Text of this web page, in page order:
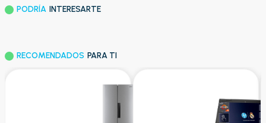
PODRÍA INTERESARTE
RECOMENDADOS PARA TI